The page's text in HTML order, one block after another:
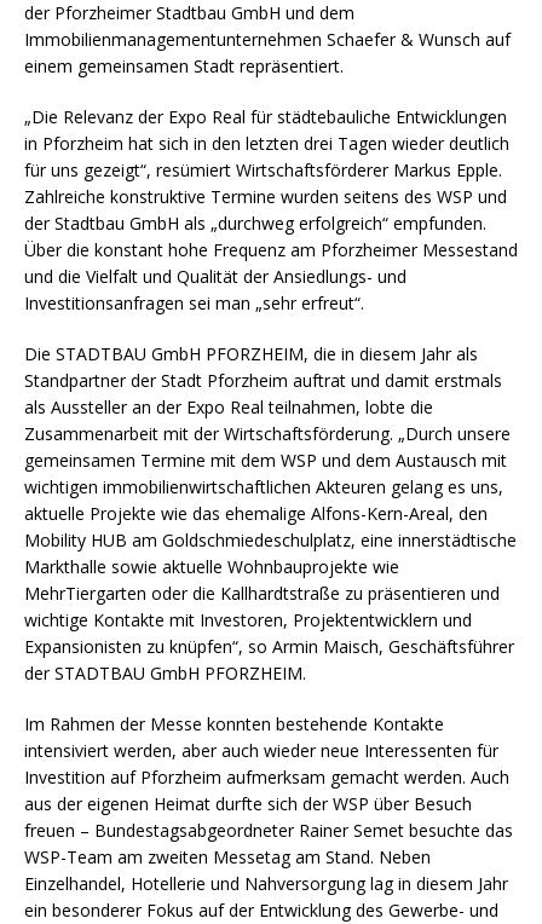
der Pforzheimer Stadtbau GmbH und dem
Immobilienmanagementunternehmen Schaefer & Wunsch auf
einem gemeinsamen Stadt repräsentiert.
„Die Relevanz der Expo Real für städtebauliche Entwicklungen
in Pforzheim hat sich in den letzten drei Tagen wieder deutlich
für uns gezeigt“, resümiert Wirtschaftsförderer Markus Epple.
Zahlreiche konstruktive Termine wurden seitens des WSP und
der Stadtbau GmbH als „durchweg erfolgreich“ empfunden.
Über die konstant hohe Frequenz am Pforzheimer Messestand
und die Vielfalt und Qualität der Ansiedlungs- und
Investitionsanfragen sei man „sehr erfreut“.
Die STADTBAU GmbH PFORZHEIM, die in diesem Jahr als
Standpartner der Stadt Pforzheim auftrat und damit erstmals
als Aussteller an der Expo Real teilnahmen, lobte die
Zusammenarbeit mit der Wirtschaftsförderung. „Durch unsere
gemeinsamen Termine mit dem WSP und dem Austausch mit
wichtigen immobilienwirtschaftlichen Akteuren gelang es uns,
aktuelle Projekte wie das ehemalige Alfons-Kern-Areal, den
Mobility HUB am Goldschmiedeschulplatz, eine innerstädtische
Markthalle sowie aktuelle Wohnbauprojekte wie
MehrTiergarten oder die Kallhardtstraße zu präsentieren und
wichtige Kontakte mit Investoren, Projektentwicklern und
Expansionisten zu knüpfen“, so Armin Maisch, Geschäftsführer
der STADTBAU GmbH PFORZHEIM.
Im Rahmen der Messe konnten bestehende Kontakte
intensiviert werden, aber auch wieder neue Interessenten für
Investition auf Pforzheim aufmerksam gemacht werden. Auch
aus der eigenen Heimat durfte sich der WSP über Besuch
freuen – Bundestagsabgeordneter Rainer Semet besuchte das
WSP-Team am zweiten Messetag am Stand. Neben
Einzelhandel, Hotellerie und Nahversorgung lag in diesem Jahr
ein besonderer Fokus auf der Entwicklung des Gewerbe- und